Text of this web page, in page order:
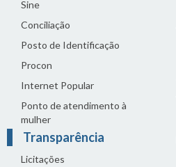
Sine
Conciliação
Posto de Identificação
Procon
Internet Popular
Ponto de atendimento à
mulher
Transparência
Licitações